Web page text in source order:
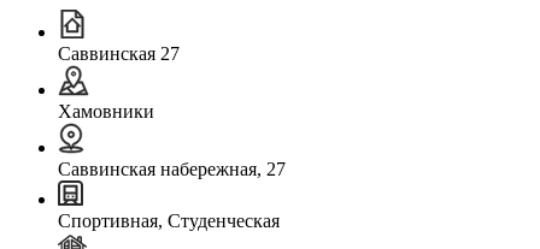
Саввинская 27
Хамовники
Саввинская набережная, 27
Спортивная, Студенческая